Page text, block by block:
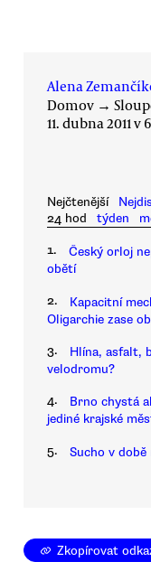
Alena
Domov →
11. dubna 2011 v
Nejčtenější
24 hod
týden
1.
Český orloj
obětí
2.
Kapacitní
Oligarchie zase
3.
Hlína, asfalt,
velodromu?
4.
Brno chystá
jediné krajské
5. Sucho v
Zkopírovat